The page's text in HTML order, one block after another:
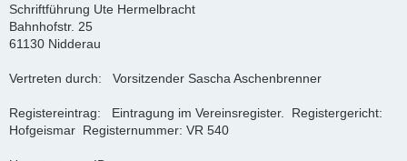
Schriftführung Ute Hermelbracht
Bahnhofstr. 25
61130 Nidderau
Vertreten durch: Vorsitzender Sascha Aschenbrenner
Registereintrag: Eintragung im Vereinsregister. Registergericht:
Hofgeismar Registernummer: VR 540